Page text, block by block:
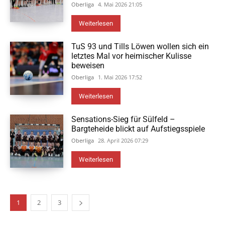
Oberliga 4. Mai 2026 21:05
Weiterlesen
TuS 93 und Tills Löwen wollen sich ein
letztes Mal vor heimischer Kulisse
beweisen
Oberliga 1. Mai 2026 17:52
Weiterlesen
Sensations-Sieg für Sülfeld –
Bargteheide blickt auf Aufstiegsspiele
Oberliga 28. April 2026 07:29
Weiterlesen
1 2 3